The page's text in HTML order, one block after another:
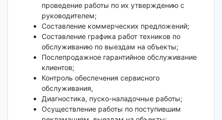
проведение работы по их утверждению с
руководителем;
Составление коммерческих предложений;
Составление графика работ техников по
обслуживанию по выездам на объекты;
Послепродажное гарантийное обслуживание
клиентов;
Контроль обеспечения сервисного
обслуживания,
Диагностика, пуско-наладочные работы;
Осуществление работы по поступившим